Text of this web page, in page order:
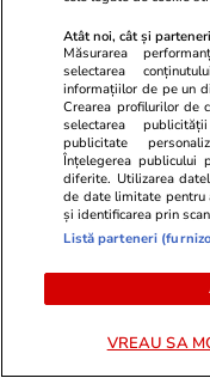
Comentează
Loghează-te în
comentarii și a te
Sunt de acord cu
Atât noi, cât și
Măsurarea
selectarea
informațiilor de pe un
Crearea profilurilor de
selectarea
publicitate
Înțelegerea
diferite. Utilizarea
de date limitate pentru
și identificarea prin
Listă parteneri
VREAU SA